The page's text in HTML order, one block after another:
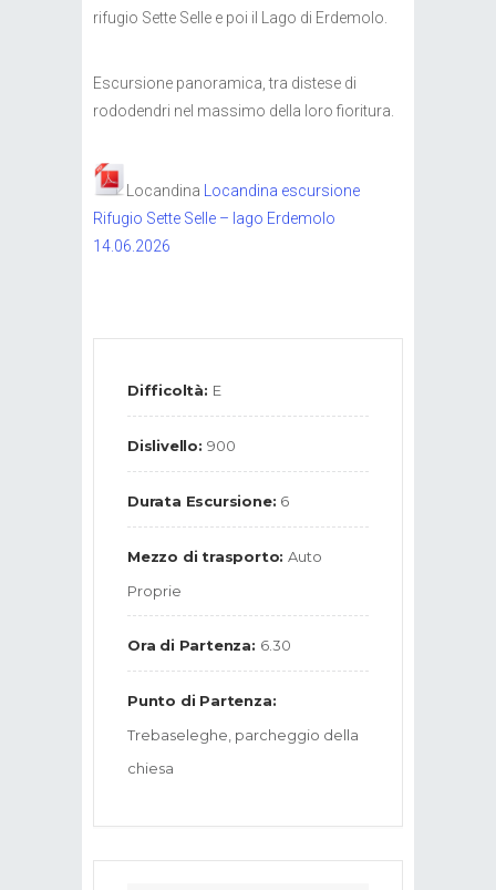
rifugio Sette Selle e poi il Lago di Erdemolo.
Escursione panoramica, tra distese di
rododendri nel massimo della loro fioritura.
Locandina
Locandina escursione
Rifugio Sette Selle – lago Erdemolo
14.06.2026
Difficoltà: E
Dislivello: 900
Durata Escursione: 6
Mezzo di trasporto: Auto
Proprie
Ora di Partenza: 6.30
Punto di Partenza:
Trebaseleghe, parcheggio della
chiesa